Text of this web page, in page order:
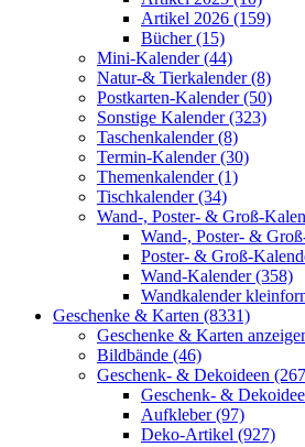
Artikel 2026 (159)
Bücher (15)
Mini-Kalender (44)
Natur-& Tierkalender (8)
Postkarten-Kalender (50)
Sonstige Kalender (323)
Taschenkalender (8)
Termin-Kalender (30)
Themenkalender (1)
Tischkalender (34)
Wand-, Poster- & Groß-
Wand-, Poster- &
Poster- & Groß-
Wand-Kalender (358)
Wandkalender
Geschenke & Karten (8331)
Geschenke & Karten
Bildbände (46)
Geschenk- & Dekoideen
Geschenk- &
Aufkleber (97)
Deko-Artikel (927)